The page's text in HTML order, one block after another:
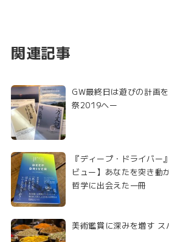
関連記事
GW最終日は遊びの計画
祭2019へー
『ディープ・ドライバー
ビュー】あなたを突き動
哲学に出会えた一冊
美術鑑賞に深みを増す